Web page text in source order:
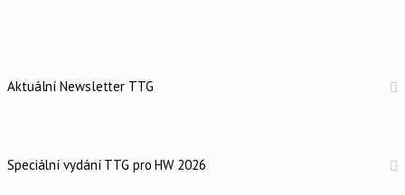
Aktuální Newsletter TTG
Speciální vydání TTG pro HW 2026